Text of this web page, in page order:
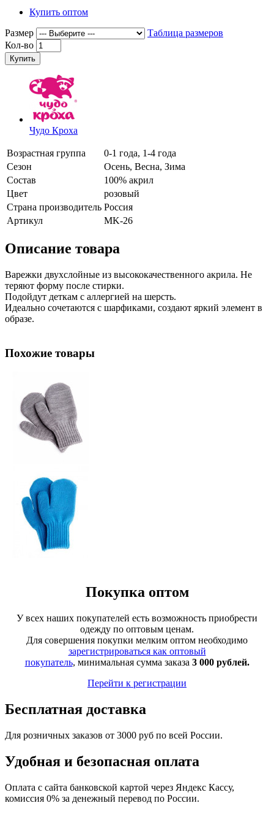
Купить оптом
Размер
Таблица размеров
Кол-во
Купить
Чудо Кроха
Возрастная группа
0-1 года, 1-4 года
Сезон
Осень, Весна, Зима
Состав
100% акрил
Цвет
розовый
Страна производитель Россия
Артикул
MK-26
Описание товара
Варежки двухслойные из высококачественного акрила. Не
теряют форму после стирки.
Подойдут деткам с аллергией на шерсть.
Идеально сочетаются с шарфиками, создают яркий элемент в
образе.
Похожие товары
Покупка оптом
У всех наших покупателей есть возможность приобрести
одежду по оптовым ценам.
Для совершения покупки мелким оптом необходимо
зарегистрироваться как оптовый
покупатель, минимальная сумма заказа 3 000 рублей.
Перейти к регистрации
Бесплатная доставка
Для розничных заказов от 3000 руб по всей России.
Удобная и безопасная оплата
Оплата с сайта банковской картой через Яндекс Кассу,
комиссия 0% за денежный перевод по России.